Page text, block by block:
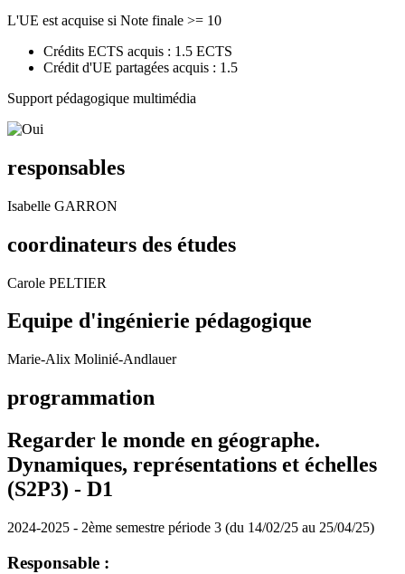
L'UE est acquise si Note finale >= 10
Crédits ECTS acquis : 1.5 ECTS
Crédit d'UE partagées acquis : 1.5
Support pédagogique multimédia
responsables
Isabelle GARRON
coordinateurs des études
Carole PELTIER
Equipe d'ingénierie pédagogique
Marie-Alix Molinié-Andlauer
programmation
Regarder le monde en géographe.
Dynamiques, représentations et échelles
(S2P3) - D1
2024-2025 - 2ème semestre période 3 (du 14/02/25 au 25/04/25)
Responsable :